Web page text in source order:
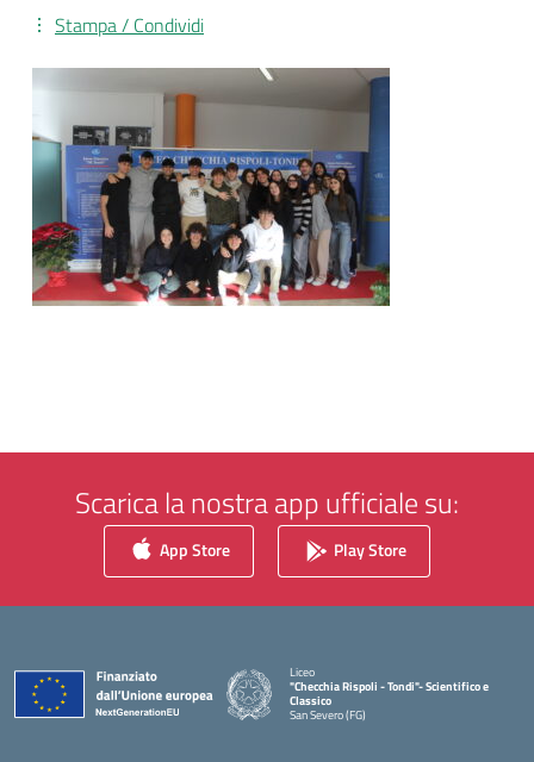
Stampa / Condividi
Scarica la nostra app ufficiale su:
App Store Play Store
Liceo
"Checchia Rispoli - Tondi"- Scientifico e
Classico
San Severo (FG)